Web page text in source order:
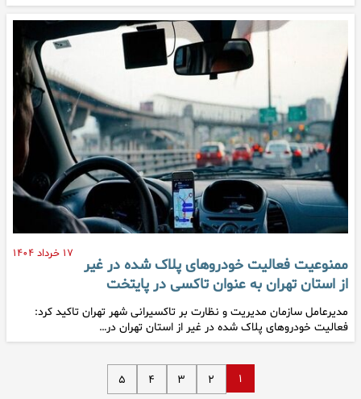
۱۷ خرداد ۱۴۰۴
ممنوعیت فعالیت خودروهای پلاک شده در غیر
از استان تهران به عنوان تاکسی در پایتخت
مدیرعامل سازمان مدیریت و نظارت بر تاکسیرانی شهر تهران تاکید کرد:
فعالیت خودروهای پلاک شده در غیر از استان تهران در…
۱ ۲ ۳ ۴ ۵